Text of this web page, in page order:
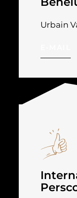
Urbain